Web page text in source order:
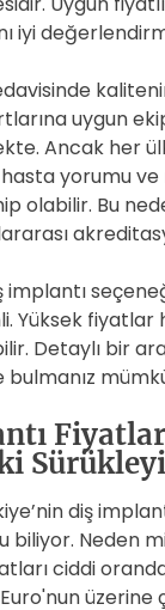
iyi
uygun
Ancak her
yorumu
olabilir. Bu
implantı
Yüksek
Detaylı bir
diş
biliyor. Neden
ciddi
üzerine